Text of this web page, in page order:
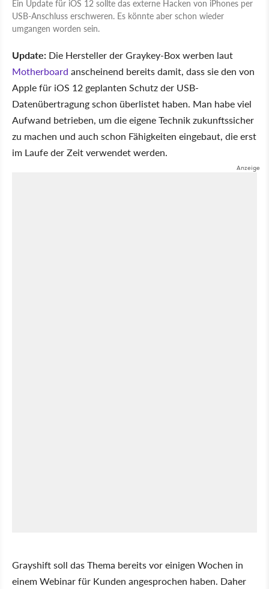
Ein Update für iOS 12 sollte das externe Hacken von iPhones per
USB-Anschluss erschweren. Es könnte aber schon wieder
umgangen worden sein.
Update: Die Hersteller der Graykey-Box werben laut
Motherboard anscheinend bereits damit, dass sie den von
Apple für iOS 12 geplanten Schutz der USB-
Datenübertragung schon überlistet haben. Man habe viel
Aufwand betrieben, um die eigene Technik zukunftssicher
zu machen und auch schon Fähigkeiten eingebaut, die erst
im Laufe der Zeit verwendet werden.
Grayshift soll das Thema bereits vor einigen Wochen in
einem Webinar für Kunden angesprochen haben. Daher